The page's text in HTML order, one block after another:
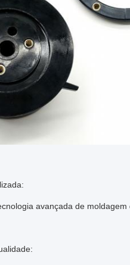
avançada de